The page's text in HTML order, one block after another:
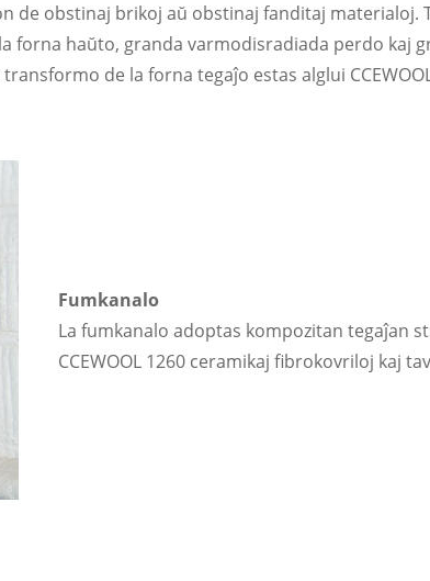
de obstinaj brikoj aŭ obstinaj fanditaj materialoj.
forna haŭto, granda varmodisradiada perdo kaj
de la forna tegaĵo estas alglui
Fumkanalo
La fumkanalo adoptas kompozitan tegaĵan
CCEWOOL 1260 ceramikaj fibrokovriloj kaj